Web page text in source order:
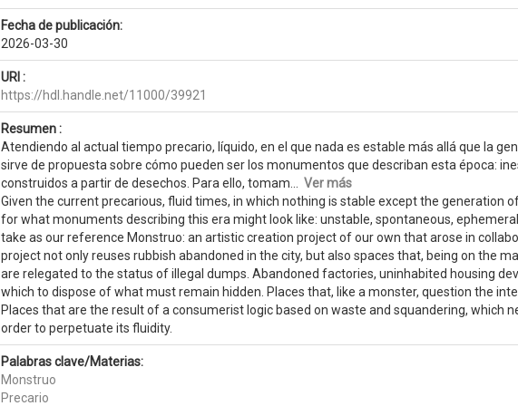
Fecha de publicación:
2026-03-30
URI :
https://hdl.handle.net/11000/39921
Resumen :
Atendiendo al actual tiempo precario, líquido, en el que nada es estable más allá que la
sirve de propuesta sobre cómo pueden ser los monumentos que describan esta época:
construidos a partir de desechos. Para ello, tomam... Ver más
Given the current precarious, fluid times, in which nothing is stable except the generation
for what monuments describing this era might look like: unstable, spontaneous,
take as our reference Monstruo: an artistic creation project of our own that arose in
project not only reuses rubbish abandoned in the city, but also spaces that, being on the
are relegated to the status of illegal dumps. Abandoned factories, uninhabited housing
which to dispose of what must remain hidden. Places that, like a monster, question the
Places that are the result of a consumerist logic based on waste and squandering, which
order to perpetuate its fluidity.
Palabras clave/Materias:
Monstruo
Precario